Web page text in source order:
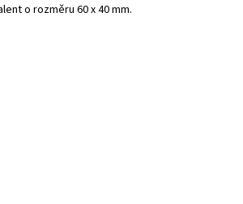
o rozměru 60 x 40 mm.